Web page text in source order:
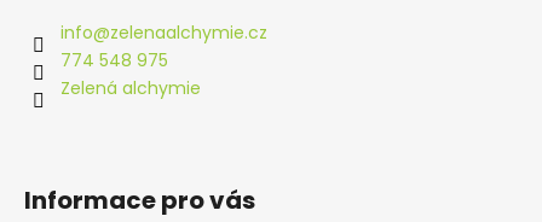
info@zelenaalchymie.cz
774 548 975
Zelená alchymie
Informace pro vás